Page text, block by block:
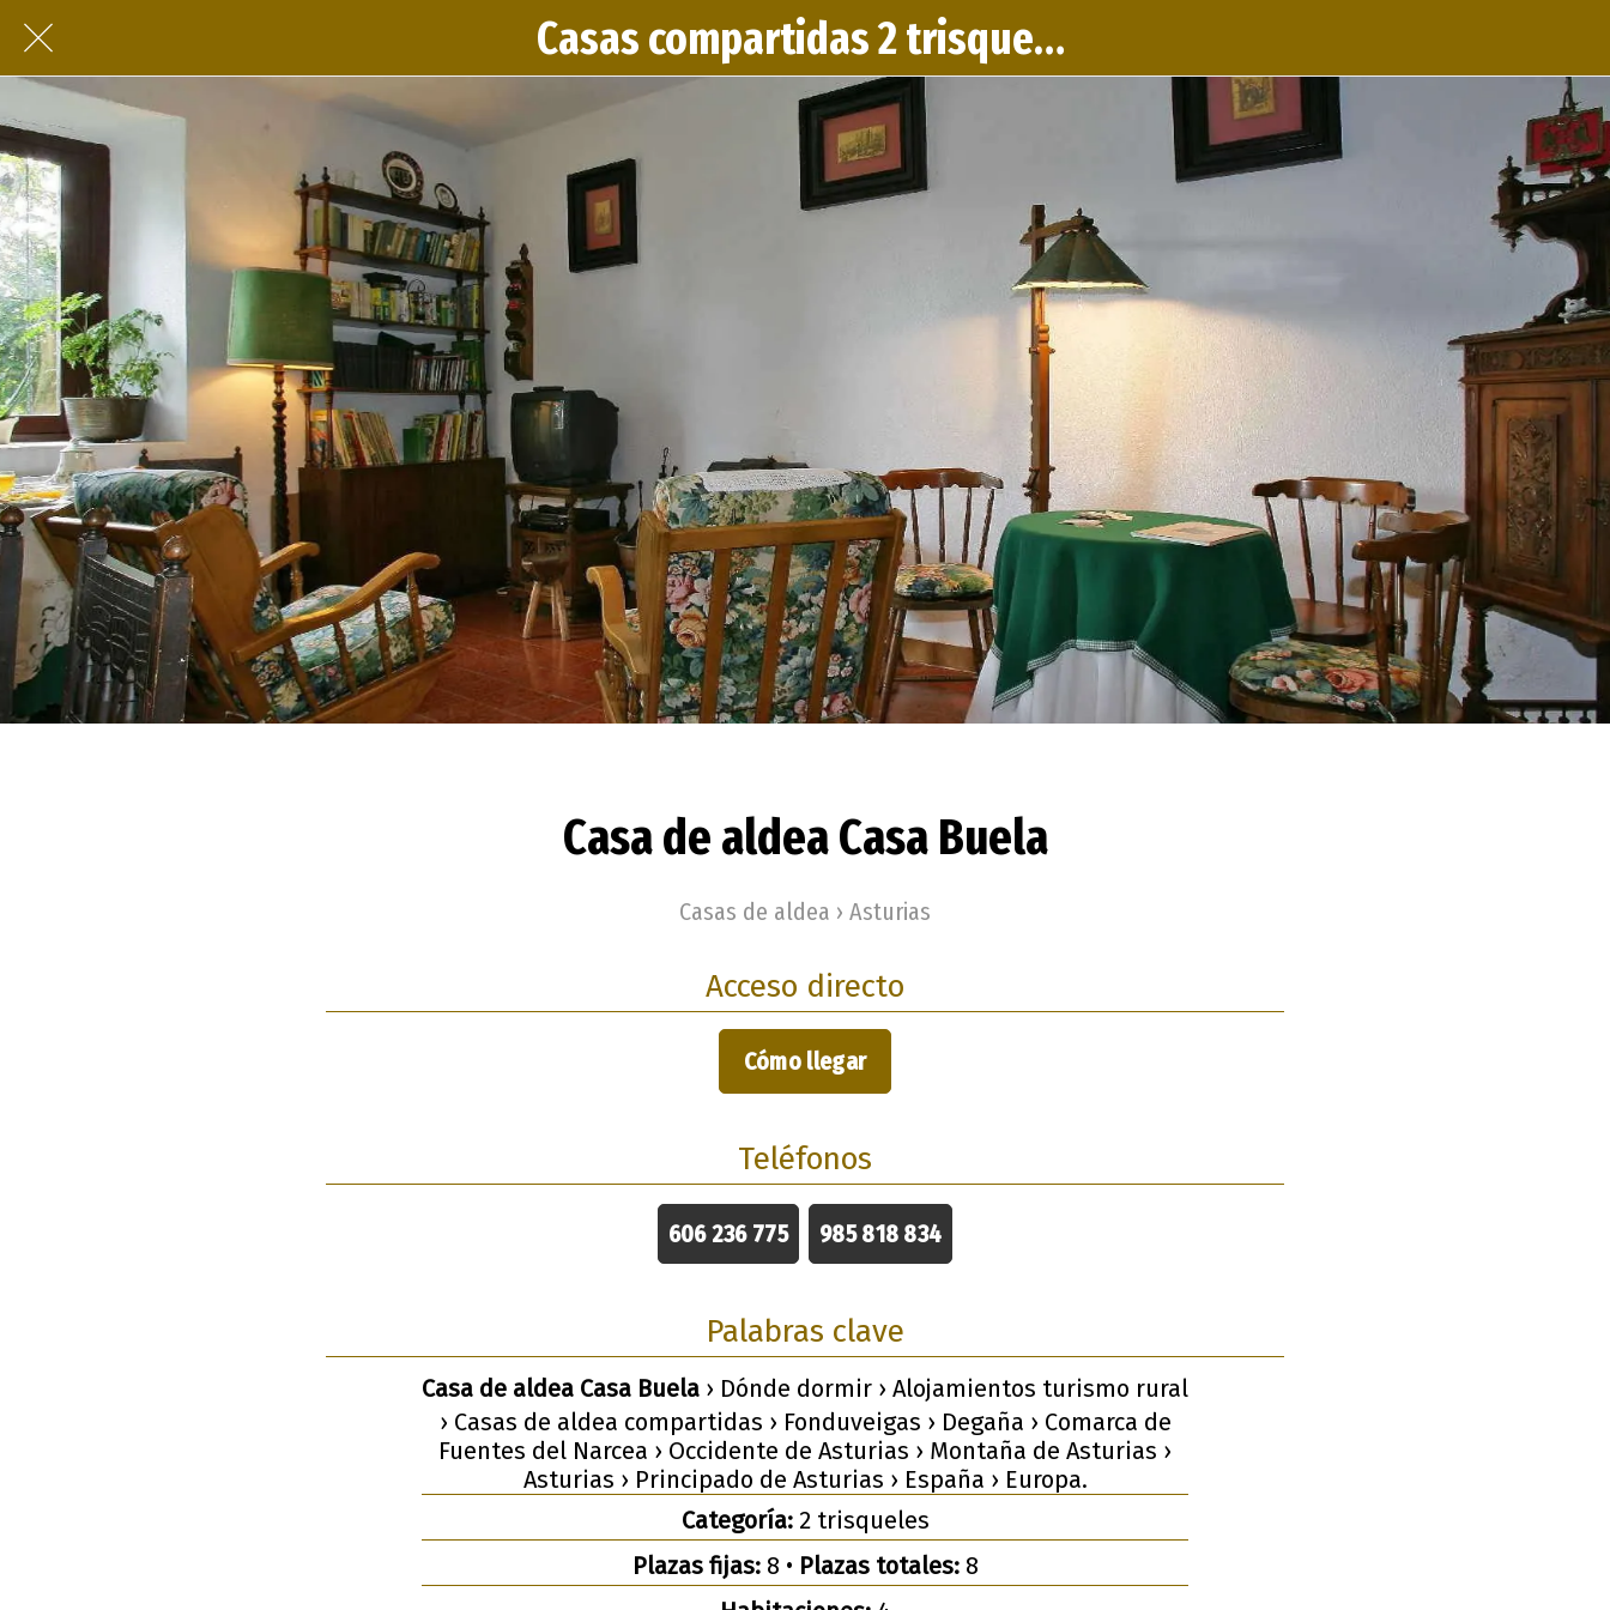
Casas compartidas 2 trisqueles
Casa de aldea Casa Buela
Casas de aldea › Asturias
Acceso directo
Cómo llegar
Teléfonos
606 236 775 985 818 834
Palabras clave
Casa de aldea Casa Buela › Dónde dormir › Alojamientos turismo rural
› Casas de aldea compartidas › Fonduveigas › Degaña › Comarca de
Fuentes del Narcea › Occidente de Asturias › Montaña de Asturias ›
Asturias › Principado de Asturias › España › Europa.
Categoría:2 trisqueles
Plazas fijas:8 • Plazas totales:8